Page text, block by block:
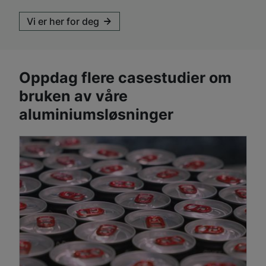
Vi er her for deg
Oppdag flere casestudier om
bruken av våre
aluminiumsløsninger